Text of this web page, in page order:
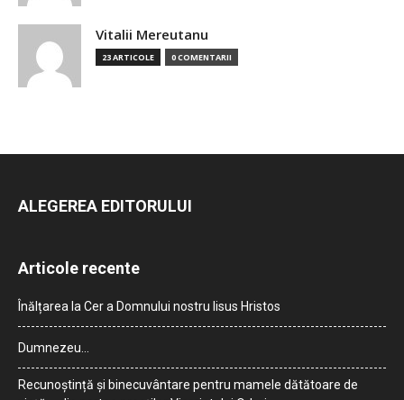
Vitalii Mereutanu
23 ARTICOLE 0 COMENTARII
ALEGEREA EDITORULUI
Articole recente
Înălțarea la Cer a Domnului nostru Iisus Hristos
Dumnezeu…
Recunoștință și binecuvântare pentru mamele dătătoare de